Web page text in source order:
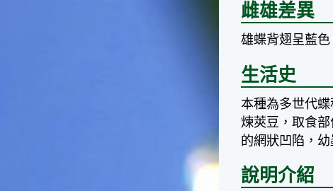
雌雄差異
雄蝶背翅呈藍
生活史
本種為多世代
煉莢豆，取食
的網狀凹陷，
說明介紹